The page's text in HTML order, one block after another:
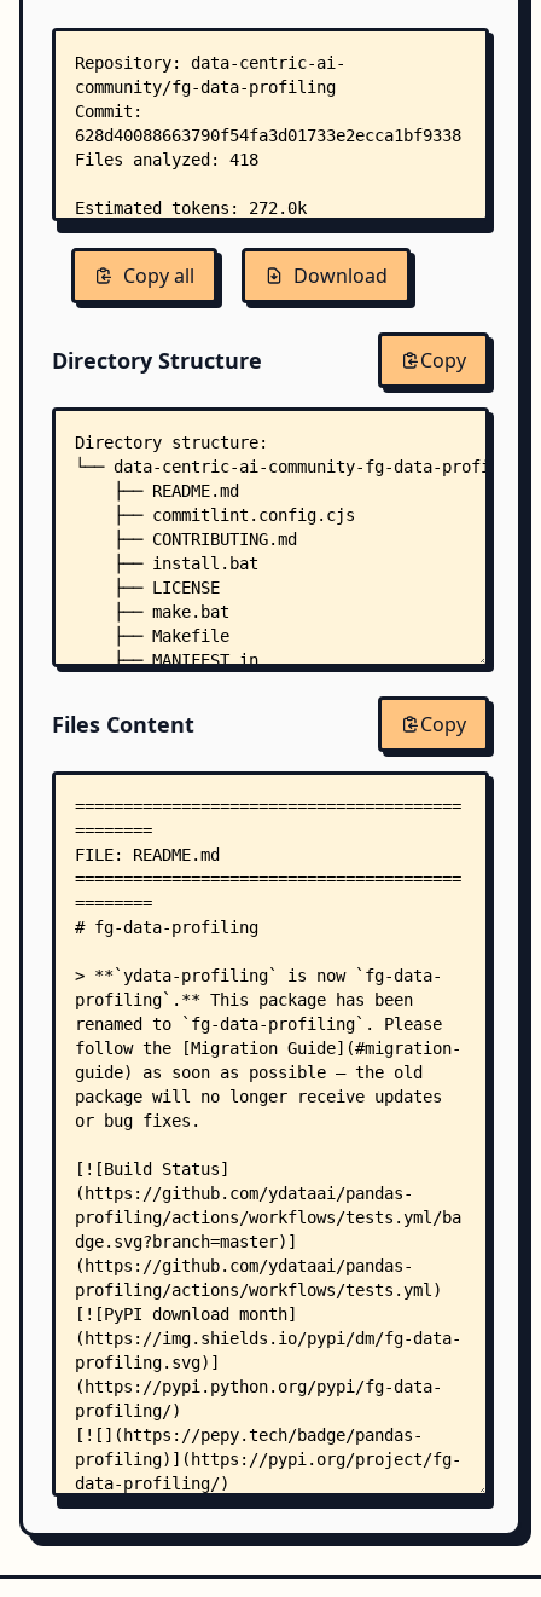
Copy all Download
Directory Structure Copy
Directory structure:
└── data-centric-ai-community-fg-data-profiling/
    ├── README.md
    ├── commitlint.config.cjs
    ├── CONTRIBUTING.md
    ├── install.bat
    ├── LICENSE
    ├── make.bat
    ├── Makefile
    ├── MANIFEST.in
    ├── renovate.json
    ├── .pre-commit-config.yaml
    ├── .releaserc.json
    ├── docs/
    │   ├── README.md
    │   ├── index.md
    │   ├── advanced_settings/
    │   │   ├── analytics.md
    │   │   ├── caching.md
    │   │   ├── changing_settings.md
    │   │   ├── collaborative_data_profiling.md
    │   │   └── tables/
    │   │       ├── config_correlations.csv
    │   │       ├── config_general.csv
    │   │       ├── config_html.csv
    │   │       ├── config_missing.csv
    │   │       ├── config_variables.csv
    │   │       └── corr_matrices.csv
    │   ├── features/
    │   │   ├── big_data.md
    │   │   ├── collaborative_data_profiling.md
    │   │   ├── comparing_datasets.md
    │   │   ├── custom_reports.md
    │   │   ├── metadata.md
    │   │   ├── pii_identification_management.md
    │   │   ├── profile_values.md
    │   │   ├── sensitive_data.md
    │   │   ├── time_series_datasets.md
    │   │   └── tables/
    │   │       └── config_html.csv
    │   ├── getting-started/
    │   │   ├── data_quality_alerts.csv
Files Content Copy